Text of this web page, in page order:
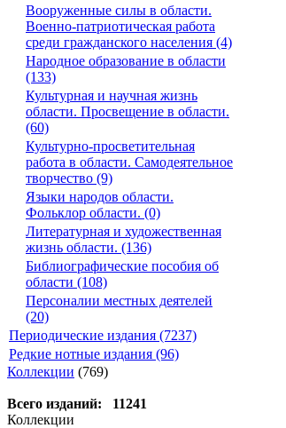
Вооруженные силы в области.
Военно-патриотическая работа
среди гражданского населения (4)
Народное образование в области
(133)
Культурная и научная жизнь
области. Просвещение в области.
(60)
Культурно-просветительная
работа в области. Самодеятельное
творчество (9)
Языки народов области.
Фольклор области. (0)
Литературная и художественная
жизнь области. (136)
Библиографические пособия об
области (108)
Персоналии местных деятелей
(20)
Периодические издания (7237)
Редкие нотные издания (96)
Коллекции (769)
Всего изданий: 11241
Коллекции